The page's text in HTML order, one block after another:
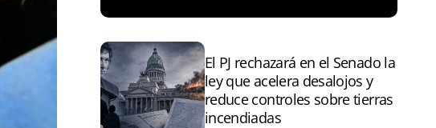
El PJ rechazará en el Senado la
ley que acelera desalojos y
reduce controles sobre tierras
incendiadas